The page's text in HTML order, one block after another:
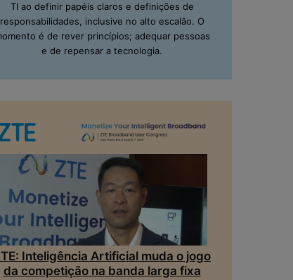
TI ao definir papéis claros e definições de
responsabilidades, inclusive no alto escalão. O
é de rever princípios; adequar pessoas
e de repensar a tecnologia.
Inteligência Artificial muda o jogo
da competição na banda larga fixa